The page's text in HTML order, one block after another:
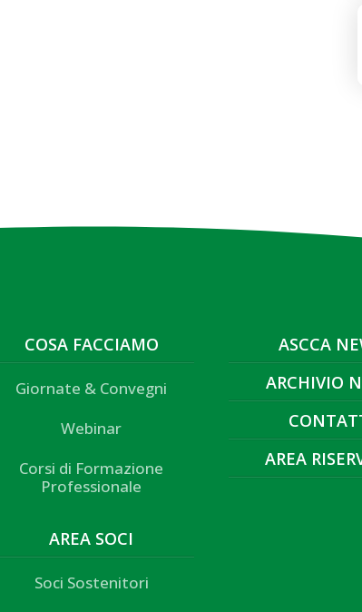
COSA FACCIAMO
Giornate & Convegni
Webinar
Corsi di Formazione
Professionale
AREA SOCI
Soci Sostenitori
ASCCA
ARCHIVIO
AREA